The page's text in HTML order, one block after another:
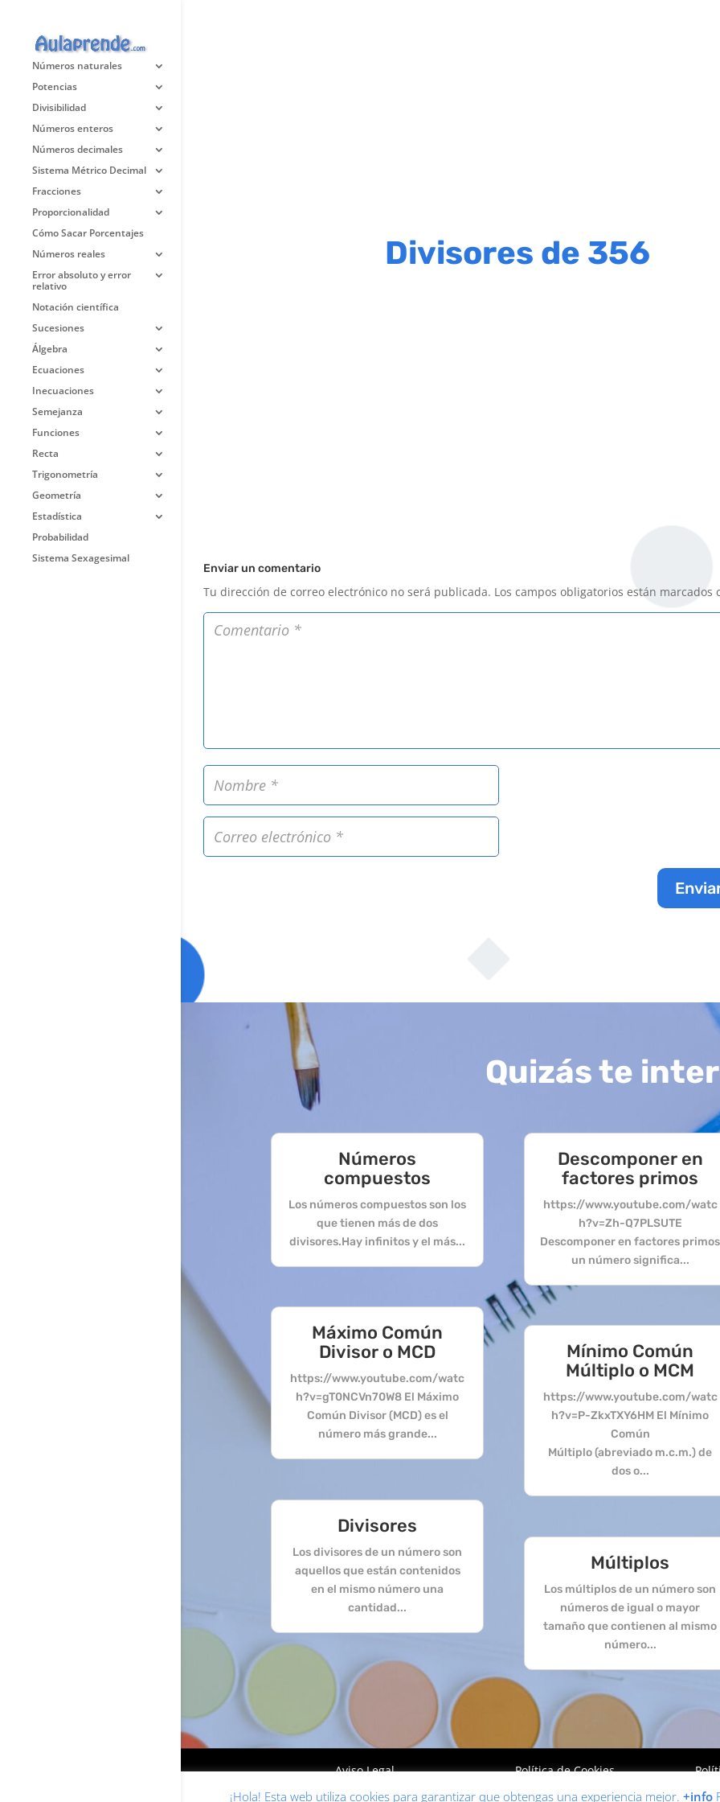
Números naturales
Potencias
Divisibilidad
Números enteros
Números decimales
Sistema Métrico Decimal
Fracciones
Proporcionalidad
Cómo Sacar Porcentajes
Números reales
Error absoluto y error
relativo
Notación científica
Sucesiones
Álgebra
Ecuaciones
Inecuaciones
Semejanza
Funciones
Recta
Trigonometría
Geometría
Estadística
Probabilidad
Sistema Sexagesimal
Divisores de 356
Enviar un comentario
Tu dirección de correo electrónico no será publicada. Los campos obligatorios están marcados
Quizás te
Números
compuestos
Los números compuestos son los
que tienen más de dos
divisores.Hay infinitos y el más...
Máximo Común
Divisor o MCD
https://www.youtube.com/watc
h?v=gT0NCVn70W8 El Máximo
Común Divisor (MCD) es el
número más grande...
Divisores
Los divisores de un número son
aquellos que están contenidos
en el mismo número una
cantidad...
Descomponer en
factores primos
https://www.youtube.com/watc
h?v=Zh-Q7PLSUTE
Descomponer en factores primos
un número significa...
Mínimo Común
Múltiplo o MCM
https://www.youtube.com/watc
h?v=P-ZkxTXY6HM El Mínimo
Común
Múltiplo (abreviado m.c.m.) de
dos o...
Múltiplos
Los múltiplos de un número son
números de igual o mayor
tamaño que contienen al mismo
número...
Aviso Legal Política de Cookies
¡Hola! Esta web utiliza cookies para garantizar que obtengas una experiencia mejor. +info